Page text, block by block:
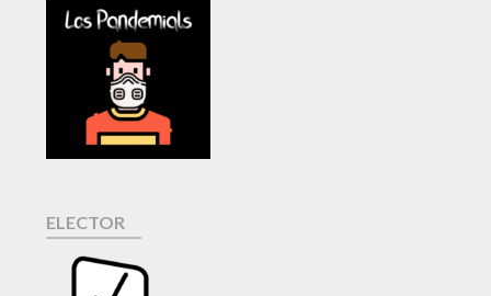
ELECTOR